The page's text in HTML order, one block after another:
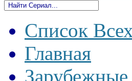
Список
Главная